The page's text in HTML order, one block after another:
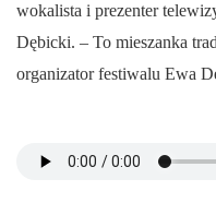
wokalista i prezenter
Dębicki. – To mieszanka
organizator festiwalu Ewa